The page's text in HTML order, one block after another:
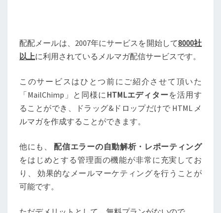
配配メールは、2007年にサービスを開始して8000社
以上に利用されているメルマガ配信サービスです。
このサービスはひとつ前にご紹介させて頂いた
「MailChimp」と同様にHTMLエディターを活用す
ることができ、ドラッグ&ドロップだけで HTML メ
ルマガを作成することができます。
他にも、
配信エラーの自動解析・レポーティング
をはじめとする管理面の機能が非常に充実してお
り、 効果的なメールマーケティングを行うことが
可能です。